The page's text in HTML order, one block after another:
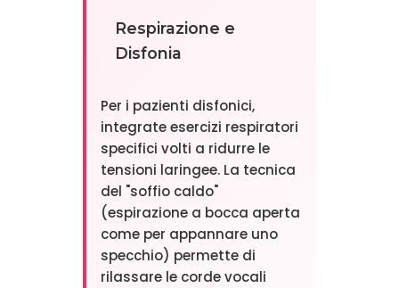
Respirazione e
Disfonia
Per i pazienti disfonici,
integrate esercizi respiratori
specifici volti a ridurre le
tensioni laringee. La tecnica
del "soffio caldo"
(espirazione a bocca aperta
come per appannare uno
specchio) permette di
rilassare le corde vocali